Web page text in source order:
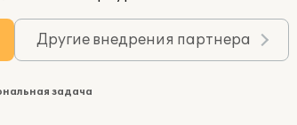
Другие внедрения партнера
задача